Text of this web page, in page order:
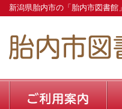
新潟県胎内市の「胎内市図書館